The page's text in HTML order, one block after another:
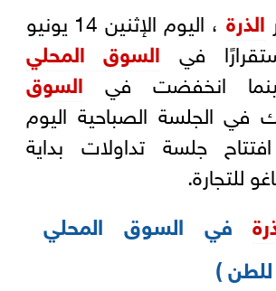
الذرة
، اليوم الإثنين 14 يونيو
السوق المحلي
انخفضت في السوق
في الجلسة الصباحية اليوم
جلسة تداولات بداية
للتجارة.
في السوق المحلي
)